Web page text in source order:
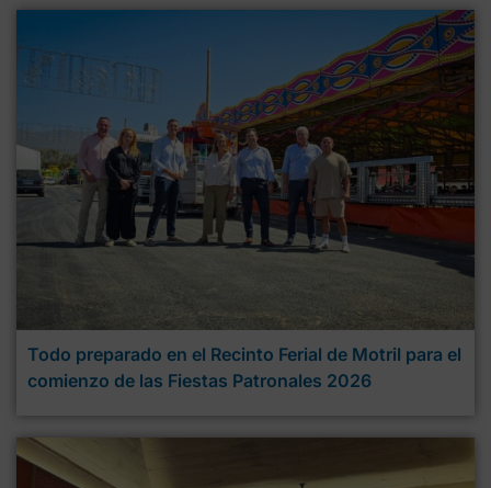
Todo preparado en el Recinto Ferial de Motril para el
comienzo de las Fiestas Patronales 2026